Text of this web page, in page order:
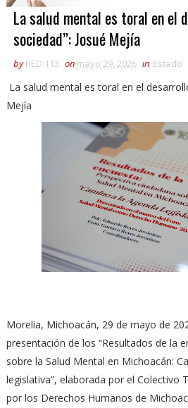
La salud mental es toral en el
sociedad”: Josué Mejía
by RED 113 on mayo 29, 2026 in Estado
La salud mental es toral en el
Mejía
Morelia, Michoacán, 29 de mayo de
presentación de los “Resultados de la
sobre la Salud Mental en Michoacán:
legislativa”, elaborada por el Colectivo
por los Derechos Humanos de